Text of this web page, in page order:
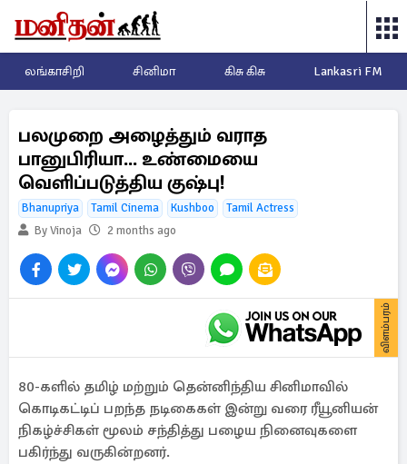
லங்காசிறி சினிமா கிசு கிசு Lankasri FM
பலமுறை அழைத்தும் வராத
பானுபிரியா... உண்மையை
வெளிப்படுத்திய குஷ்பு!
Bhanupriya Tamil Cinema Kushboo
Tamil Actress
By Vinoja
2 months ago
விளம்பரம்
80-களில் தமிழ் மற்றும் தென்னிந்திய சினிமாவில்
கொடிகட்டிப் பறந்த நடிகைகள் இன்று வரை ரீயூனியன்
நிகழ்ச்சிகள் மூலம் சந்தித்து பழைய நினைவுகளை
பகிர்ந்து வருகின்றனர்.